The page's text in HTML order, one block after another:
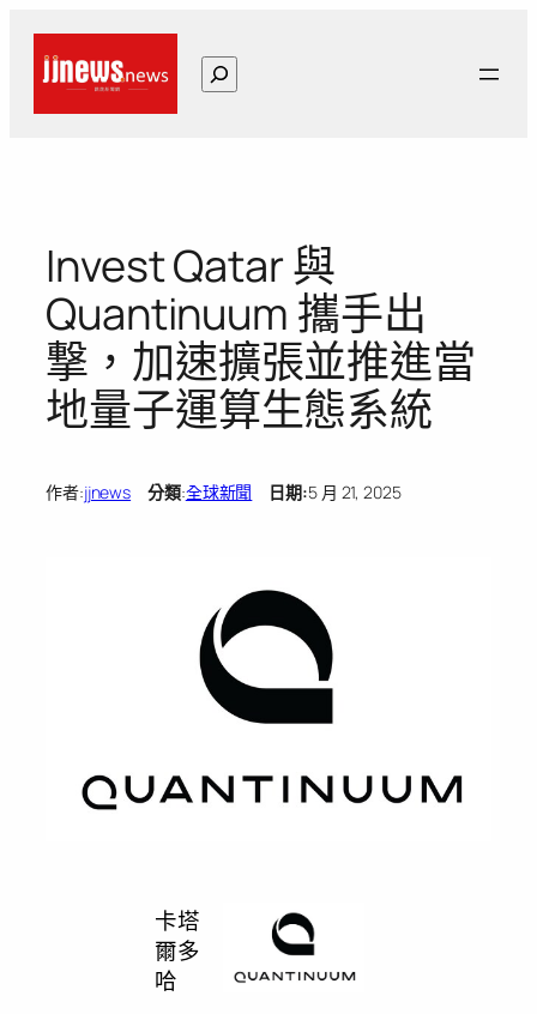
搜
尋
Invest Qatar 與
Quantinuum 攜手出
撃，加速擴張並推進當
地量子運算生態系統
作者:jjnews 分類:全球新聞 日期:5 月 21, 2025
卡塔
爾多
哈